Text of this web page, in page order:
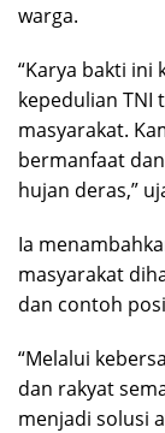
warga.
“Karya bakti ini
kepedulian TNI
masyarakat.
bermanfaat
hujan deras,”
Ia
masyarakat
dan contoh
“Melalui
dan rakyat
menjadi solusi